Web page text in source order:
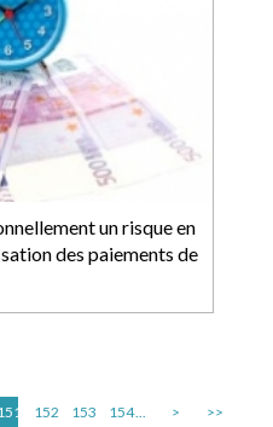
un risque en
des paiements de
152 153 154... > >>